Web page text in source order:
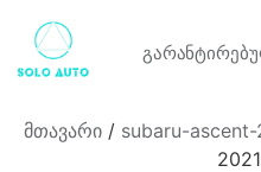
მთავარი/ subaru-ascent-